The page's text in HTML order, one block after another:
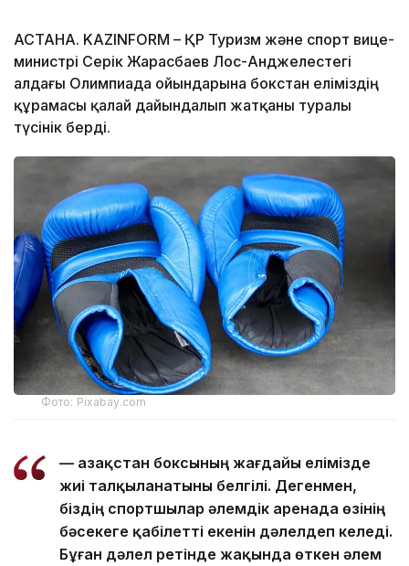
АСТАНА. KAZINFORM – ҚР Туризм және спорт вице-
министрі Серік Жарасбаев Лос-Анджелестегі
алдағы Олимпиада ойындарына бокстан еліміздің
құрамасы қалай дайындалып жатқаны туралы
түсінік берді.
Фото: Pixabay.com
— Қазақстан боксының жағдайы елімізде
жиі талқыланатыны белгілі. Дегенмен,
біздің спортшылар әлемдік аренада өзінің
бәсекеге қабілетті екенін дәлелдеп келеді.
Бұған дәлел ретінде жақында өткен әлем